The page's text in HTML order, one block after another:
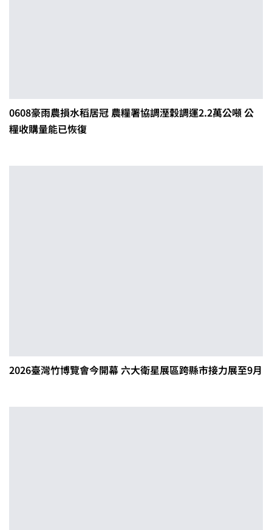
0608豪雨農損水稻居冠 農糧署協調溼穀調運2.2萬公噸 公
糧收購量能已恢復
2026臺灣竹博覽會今開幕 六大衛星展區跨縣市接力展至9月